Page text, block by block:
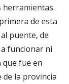
herramientas.
de esta
puente, de
funcionar ni
fue en
de la provincia